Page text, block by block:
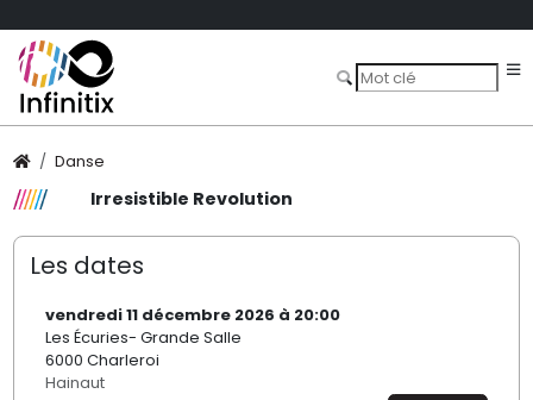
Danse
Irresistible Revolution
Les dates
vendredi 11 décembre 2026 à 20:00
Les Écuries- Grande Salle
6000 Charleroi
Hainaut